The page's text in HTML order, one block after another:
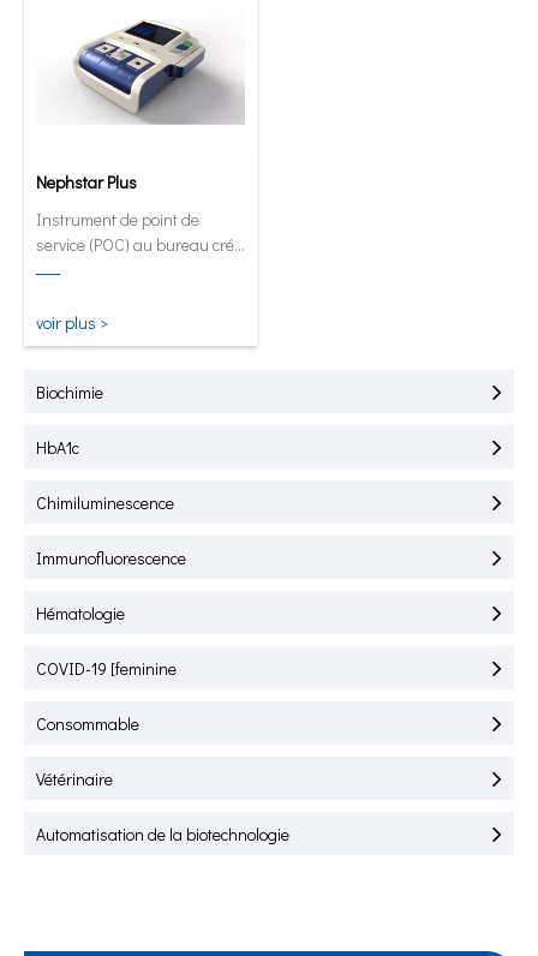
Nephstar Plus
Instrument de point de
service (POC) au bureau créé
pour le test rapide de
mALB et de la SAA.
voir plus >
Biochimie
HbA1c
Chimiluminescence
Immunofluorescence
Hématologie
COVID-19 [feminine
Consommable
Vétérinaire
Automatisation de la biotechnologie